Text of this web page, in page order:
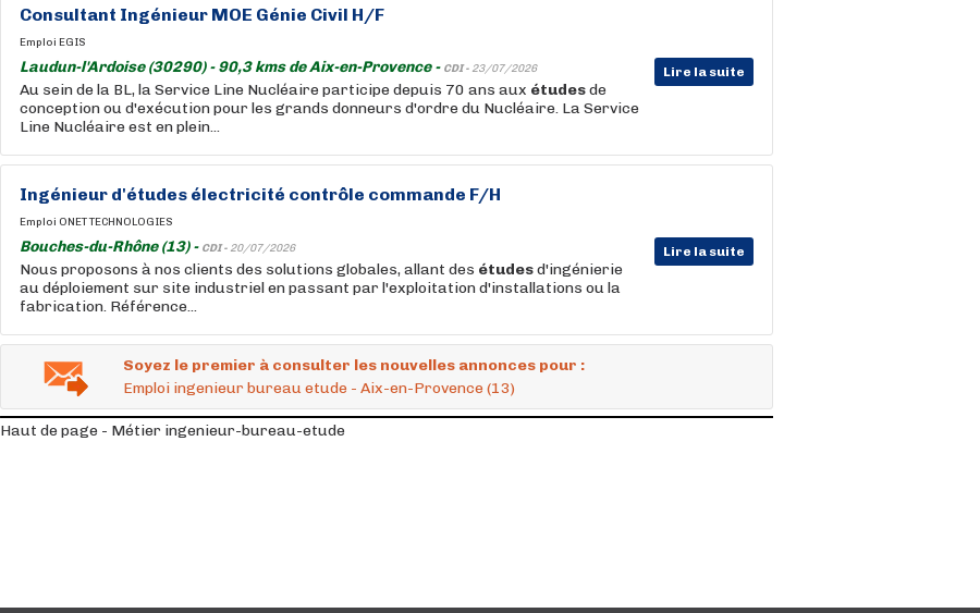
Consultant Ingénieur MOE Génie Civil H/F
Emploi EGIS
Laudun-l'Ardoise (30290) - 90,3 kms de Aix-en-Provence - CDI - 23/07/2026 Lire la suite
Au sein de la BL, la Service Line Nucléaire participe depuis 70 ans aux étudesde
conception ou d'exécution pour les grands donneurs d'ordre du Nucléaire. La Service
Line Nucléaire est en plein...
Ingénieur d'études électricité contrôle commande F/H
Emploi ONET TECHNOLOGIES
Bouches-du-Rhône (13) - CDI - 20/07/2026 Lire la suite
Nous proposons à nos clients des solutions globales, allant des étudesd'ingénierie
au déploiement sur site industriel en passant par l'exploitation d'installations ou la
fabrication. Référence...
Soyez le premier à consulter les nouvelles annonces pour :
Emploi ingenieur bureau etude - Aix-en-Provence (13)
Haut de page - Métier ingenieur-bureau-etude